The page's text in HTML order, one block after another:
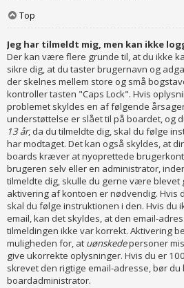
Top
Jeg har tilmeldt mig, men kan ikke
Der kan være flere grunde til, at du ikke
sikre dig, at du taster brugernavn og
der skelnes mellem store og små
kontroller tasten "Caps Lock". Hvis
problemet skyldes en af følgende
understøttelse er slået til på boardet, og
13 år, da du tilmeldte dig, skal du følge
har modtaget. Det kan også skyldes, at
boards kræver at nyoprettede
brugeren selv eller en administrator,
tilmeldte dig, skulle du gerne være blevet
aktivering af kontoen er nødvendig. Hvis
skal du følge instruktionen i den. Hvis du
email, kan det skyldes, at den email-
tilmeldingen ikke var korrekt. Aktivering
muligheden for, at uønskedepersoner
give ukorrekte oplysninger. Hvis du er
skrevet den rigtige email-adresse, bør du
boardadministrator.